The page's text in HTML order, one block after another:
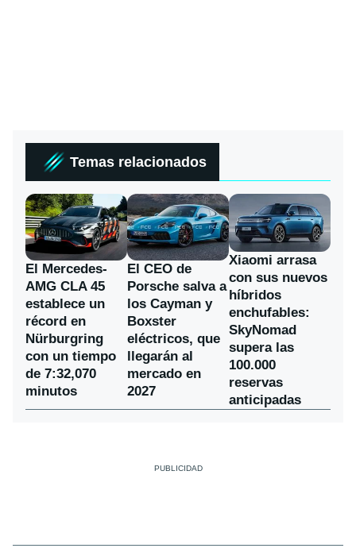
Temas relacionados
El Mercedes-
AMG CLA 45
establece un
récord en
Nürburgring
con un tiempo
de 7:32,070
minutos
El CEO de
Porsche salva a
los Cayman y
Boxster
eléctricos, que
llegarán al
mercado en
2027
Xiaomi arrasa
con sus nuevos
híbridos
enchufables:
SkyNomad
supera las
100.000
reservas
anticipadas